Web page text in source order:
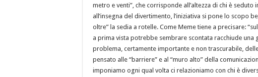
metro e venti”, che corrisponde all’altezza di chi è
all’insegna del divertimento, l’iniziativa si pone lo scopo
oltre” la sedia a rotelle. Come Meme tiene a precisare:
a prima vista potrebbe sembrare scontata racchiude una
problema, certamente importante e non trascurabile,
pensato alle “barriere” e al “muro alto” della
imponiamo ogni qual volta ci relazioniamo con chi è